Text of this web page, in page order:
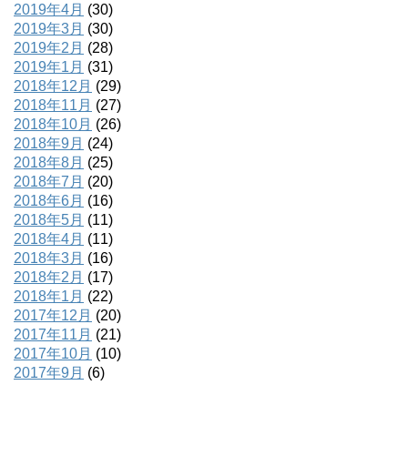
2019年4月 (30)
2019年3月 (30)
2019年2月 (28)
2019年1月 (31)
2018年12月 (29)
2018年11月 (27)
2018年10月 (26)
2018年9月 (24)
2018年8月 (25)
2018年7月 (20)
2018年6月 (16)
2018年5月 (11)
2018年4月 (11)
2018年3月 (16)
2018年2月 (17)
2018年1月 (22)
2017年12月 (20)
2017年11月 (21)
2017年10月 (10)
2017年9月 (6)